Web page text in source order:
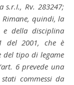
s.r.I., Rv. 283247;
Rimane, quindi, la
e della disciplina
del 2001, che è
del tipo di legame
6 prevede una
commessi da